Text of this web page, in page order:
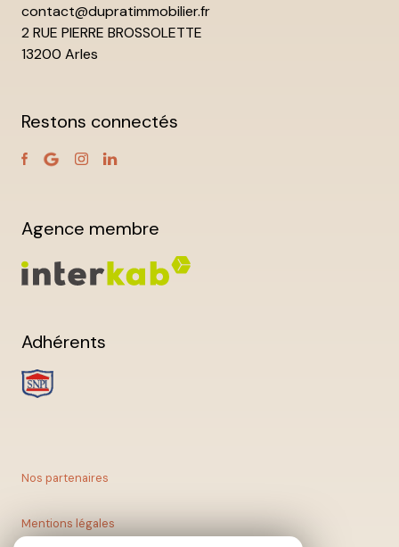
contact@dupratimmobilier.fr
2 RUE PIERRE BROSSOLETTE
13200 Arles
Restons connectés
Agence membre
Adhérents
Nos partenaires
Mentions légales